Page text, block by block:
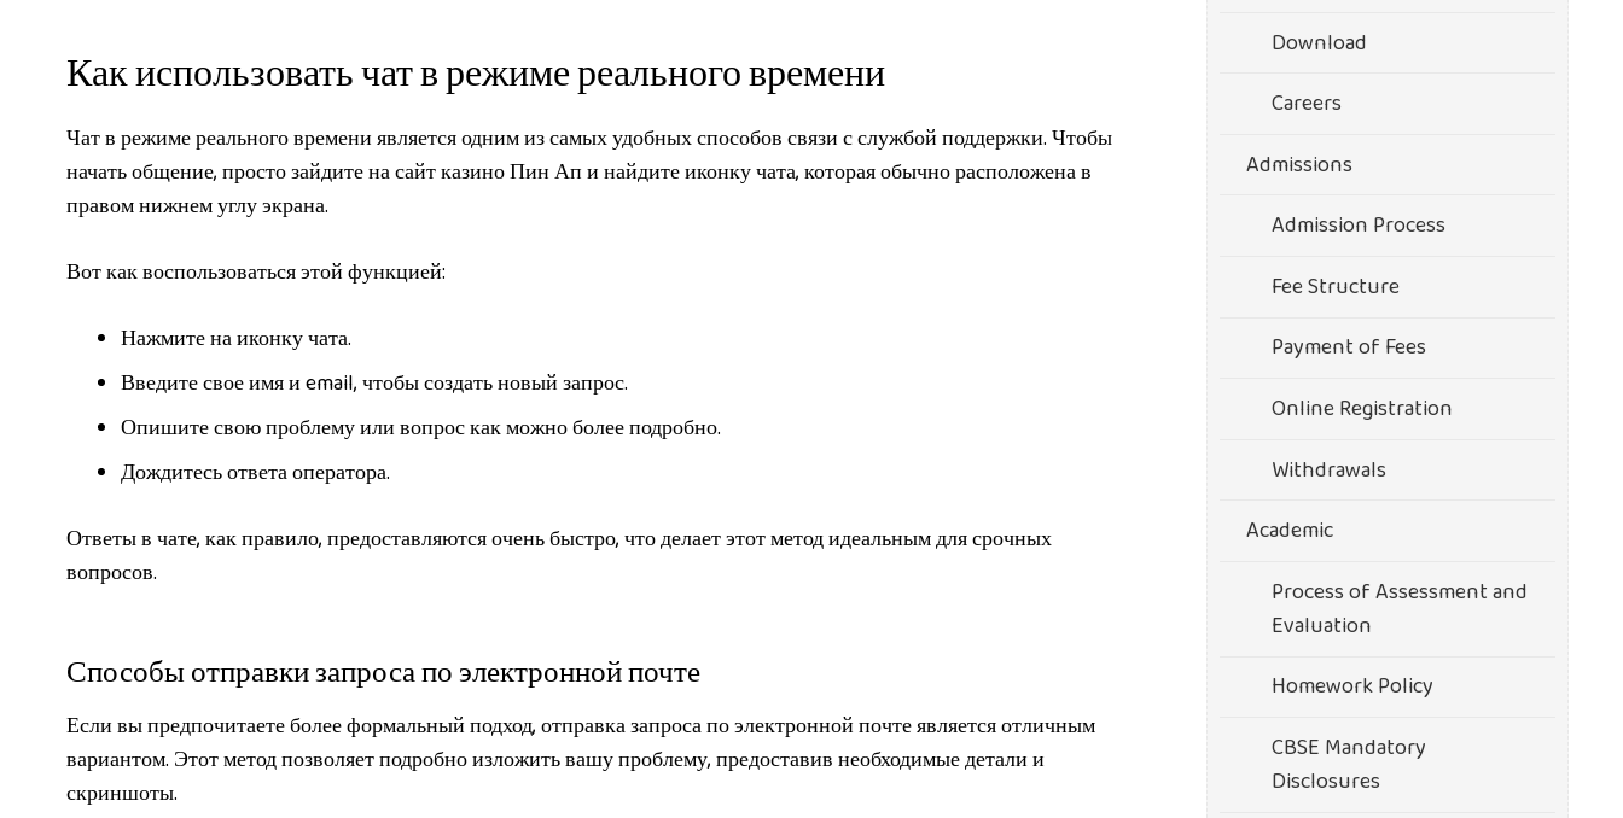
Как использовать чат в режиме реального времени
Чат в режиме реального времени является одним из самых удобных способов связи с службой поддержки. Чтобы
начать общение, просто зайдите на сайт казино Пин Ап и найдите иконку чата, которая обычно расположена в
правом нижнем углу экрана.
Вот как воспользоваться этой функцией:
Нажмите на иконку чата.
Введите свое имя и email, чтобы создать новый запрос.
Опишите свою проблему или вопрос как можно более подробно.
Дождитесь ответа оператора.
Ответы в чате, как правило, предоставляются очень быстро, что делает этот метод идеальным для срочных
вопросов.
Способы отправки запроса по электронной почте
Если вы предпочитаете более формальный подход, отправка запроса по электронной почте является отличным
вариантом. Этот метод позволяет подробно изложить вашу проблему, предоставив необходимые детали и
скриншоты.
Download
Careers
Admissions
Admission Process
Fee Structure
Payment of Fees
Online Registration
Withdrawals
Academic
Process of Assessment and
Evaluation
Homework Policy
CBSE Mandatory
Disclosures